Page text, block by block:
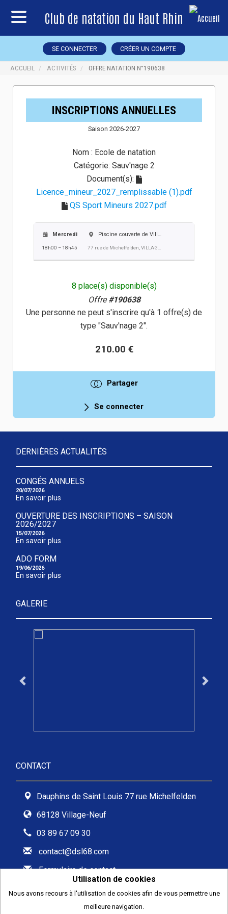
Club de natation du Haut Rhin
SE CONNECTER CRÉER UN COMPTE
ACCUEIL ACTIVITÉS OFFRE NATATION N°190638
INSCRIPTIONS ANNUELLES
Saison 2026-2027
Nom : Ecole de natation
Catégorie: Sauv'nage 2
Document(s):
Licence_mineur_2027_remplissable (1).pdf
QS Sport Mineurs 2027.pdf
Mercredi
18h00 – 18h45
Piscine couverte de Village-Neuf
8 place(s) disponible(s)
Offre#190638
Une personne ne peut s'inscrire qu'à 1 offre(s) de
type "Sauv'nage 2".
210.00 €
Partager
Se connecter
DERNIÈRES ACTUALITÉS
CONGÉS ANNUELS
20/07/2026
En savoir plus
OUVERTURE DES INSCRIPTIONS – SAISON
2026/2027
15/07/2026
En savoir plus
ADO FORM
19/06/2026
En savoir plus
GALERIE
CONTACT
Dauphins de Saint Louis 77 rue Michelfelden
68128 Village-Neuf
03 89 67 09 30
contact@dsl68.com
Formulaire de contact
2026
Utilisation de cookies
Nous avons recours à l'utilisation de cookies afin de vous permettre une
meilleure navigation.